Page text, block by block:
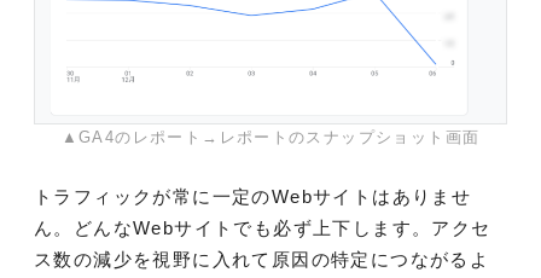
▲GA4のレポート→レポートのスナップショット画面
トラフィックが常に一定のWebサイトはありませ
ん。どんなWebサイトでも必ず上下します。アクセ
ス数の減少を視野に入れて原因の特定につながるよ